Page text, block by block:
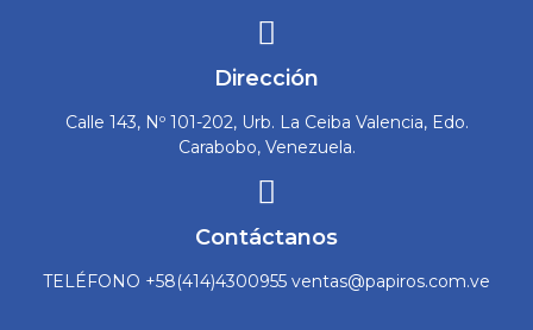
Dirección
Calle 143, Nº 101-202, Urb. La Ceiba Valencia, Edo.
Carabobo, Venezuela.
Contáctanos
TELÉFONO +58(414)4300955 ventas@papiros.com.ve